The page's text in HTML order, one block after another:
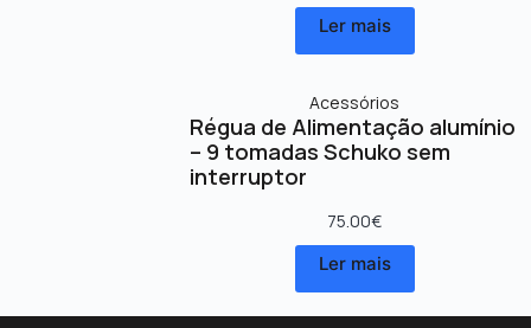
Ler mais
Acessórios
Régua de Alimentação alumínio
– 9 tomadas Schuko sem
interruptor
75.00€
Ler mais